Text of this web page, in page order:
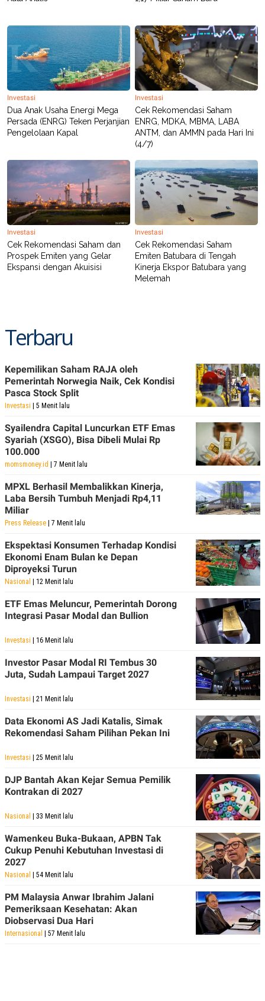
Investasi
Dua Anak Usaha Energi Mega
Persada (ENRG) Teken Perjanjian
Pengelolaan Kapal
Investasi
Cek Rekomendasi Saham
ENRG, MDKA, MBMA, LABA
ANTM, dan AMMN pada Hari Ini
(4/7)
Investasi
Cek Rekomendasi Saham dan
Prospek Emiten yang Gelar
Ekspansi dengan Akuisisi
Investasi
Cek Rekomendasi Saham
Emiten Batubara di Tengah
Kinerja Ekspor Batubara yang
Melemah
Terbaru
Kepemilikan Saham RAJA oleh
Pemerintah Norwegia Naik, Cek Kondisi
Pasca Stock Split
Investasi | 5 Menit lalu
Syailendra Capital Luncurkan ETF Emas
Syariah (XSGO), Bisa Dibeli Mulai Rp
100.000
momsmoney.id | 7 Menit lalu
MPXL Berhasil Membalikkan Kinerja,
Laba Bersih Tumbuh Menjadi Rp4,11
Miliar
Press Release | 7 Menit lalu
Ekspektasi Konsumen Terhadap Kondisi
Ekonomi Enam Bulan ke Depan
Diproyeksi Turun
Nasional | 12 Menit lalu
ETF Emas Meluncur, Pemerintah Dorong
Integrasi Pasar Modal dan Bullion
Investasi | 16 Menit lalu
Investor Pasar Modal RI Tembus 30
Juta, Sudah Lampaui Target 2027
Investasi | 21 Menit lalu
Data Ekonomi AS Jadi Katalis, Simak
Rekomendasi Saham Pilihan Pekan Ini
Investasi | 25 Menit lalu
DJP Bantah Akan Kejar Semua Pemilik
Kontrakan di 2027
Nasional | 33 Menit lalu
Wamenkeu Buka-Bukaan, APBN Tak
Cukup Penuhi Kebutuhan Investasi di
2027
Nasional | 54 Menit lalu
PM Malaysia Anwar Ibrahim Jalani
Pemeriksaan Kesehatan: Akan
Diobservasi Dua Hari
Internasional | 57 Menit lalu